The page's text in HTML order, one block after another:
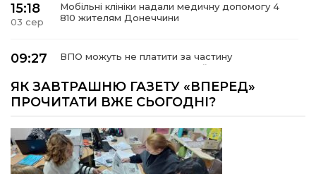
15:18
03 сер
Мобільні клініки надали медичну допомогу 4
810 жителям Донеччини
09:27
ВПО можуть не платити за частину
комунальних послуг: про що йдеться
14:12
Досі ВПО? Юристка розповіла, коли
внутрішньо переміщеної особи
14:04
Учасниця обласного конкурсу «Молода
ЯК ЗАВТРАШНЮ ГАЗЕТУ «ВПЕРЕД»
ПРОЧИТАТИ ВЖЕ СЬОГОДНІ?